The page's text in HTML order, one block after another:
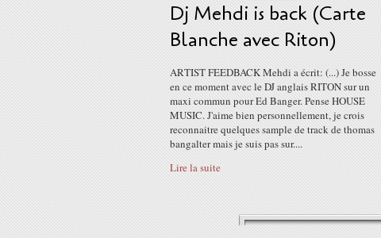
Dj Mehdi is back (Carte
Blanche avec Riton)
ARTIST FEEDBACK Mehdi a écrit: (...) Je bosse
en ce moment avec le DJ anglais RITON sur un
maxi commun pour Ed Banger. Pense HOUSE
MUSIC. J'aime bien personnellement, je crois
reconnaitre quelques sample de track de thomas
bangalter mais je suis pas sur....
Lire la suite